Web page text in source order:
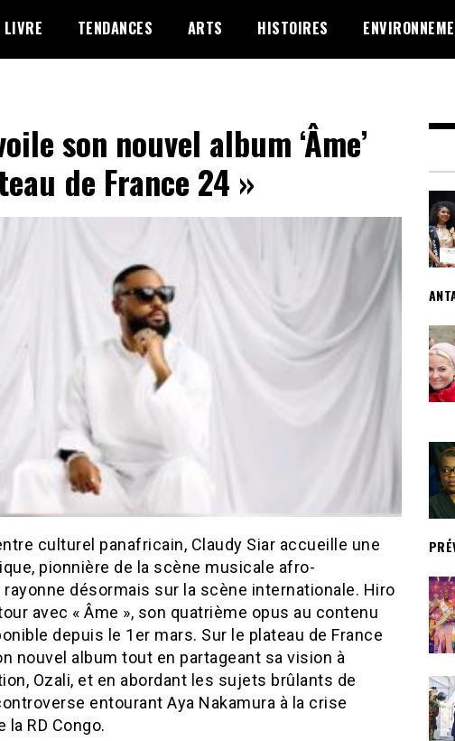
LIVRE TENDANCES ARTS HISTOIRES
son nouvel album ‘Âme’
de France 24 »
culturel panafricain, Claudy Siar accueille une
pionnière de la scène musicale afro-
désormais sur la scène internationale. Hiro
avec « Âme », son quatrième opus au contenu
depuis le 1er mars. Sur le plateau de France
nouvel album tout en partageant sa vision à
Ozali, et en abordant les sujets brûlants de
entourant Aya Nakamura à la crise
la RD Congo.